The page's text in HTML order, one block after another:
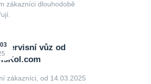
zákazníci dlouhodobě
servisní vůz od
03
zákazníci, od 14.03.2025